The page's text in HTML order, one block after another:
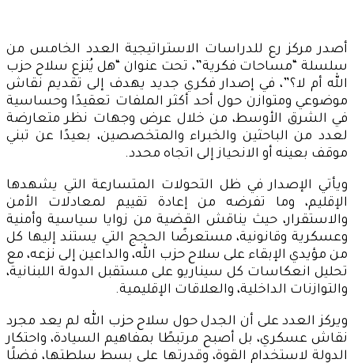
أصدر مركز رع للدراسات الاستراتيجية العدد الخامس من
سلسلة “مساحات فكرية”، تحت عنوان “هل يُنزع سلاح حزب
الله أم لا؟”، في إصدار فكري جديد يهدف إلى تقديم نقاش
موضوعي ومتوازن حول أحد أكثر الملفات تعقيدًا وحساسية
في الشرق الأوسط، من خلال عرض وجهات نظر متعارضة
لعدد من الباحثين والخبراء والمتخصصين، بعيدًا عن تبني
موقف بعينه أو الانحياز إلى اتجاه محدد.
ويأتي الإصدار في ظل التحولات المتسارعة التي يشهدها
الإقليم، وما تفرضه من إعادة تقييم لمعادلات الأمن
والاستقرار، حيث يناقش القضية من زوايا سياسية وأمنية
وعسكرية وقانونية، مستعرضًا الحجج التي يستند إليها كل
من مؤيدي الإبقاء على سلاح حزب الله، والداعين إلى نزعه، مع
تحليل انعكاسات كل سيناريو على مستقبل الدولة اللبنانية،
والتوازنات الداخلية، والعلاقات الإقليمية.
ويركز العدد على أن الجدل حول سلاح حزب الله لم يعد مجرد
نقاش عسكري، بل أصبح مرتبطًا بمفاهيم السيادة، واحتكار
الدولة لاستخدام القوة، وقدرتها على بسط سلطتها، فضلًا